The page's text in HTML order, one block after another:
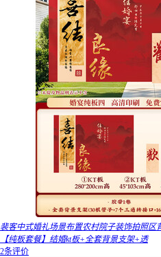
裴客中式婚礼场景布置农村院子装饰拍照区
【纯板套餐】结婚kt板+全套背景支架+透
2条评价